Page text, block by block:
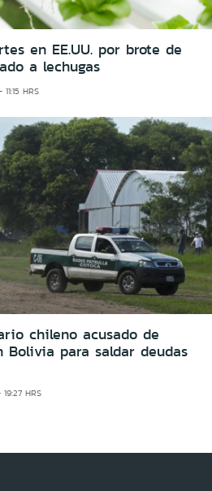
en EE.UU. por brote de
a lechugas
HRS
chileno acusado de
Bolivia para saldar deudas
HRS